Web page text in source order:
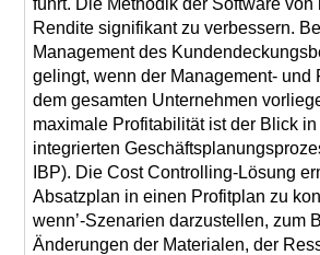
Rendite signifikant zu verbessern.
Management des
gelingt, wenn der Management-
dem gesamten Unternehmen
maximale Profitabilität ist der Blick
integrierten
IBP). Die Cost Controlling-Lösung
Absatzplan in einen Profitplan zu
wenn’-Szenarien darzustellen, zum
Änderungen der Materialen, der